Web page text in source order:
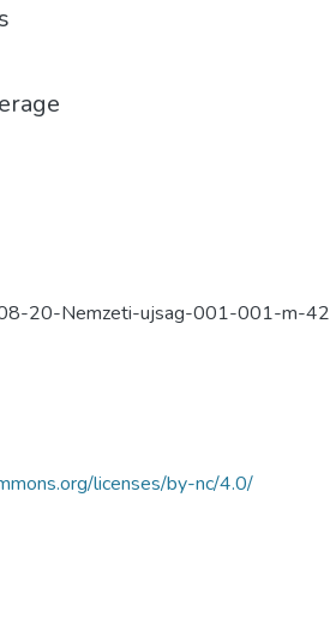
20-Nemzeti-ujsag-001-001-m-
licenses/by-nc/4.0/